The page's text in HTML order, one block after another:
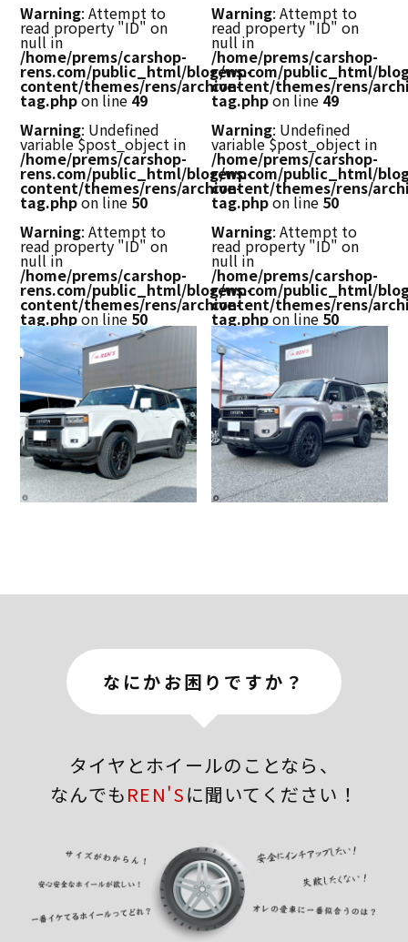
Warning: Attempt to
read property "ID" on
null in
/home/prems/carshop-
rens.com/public_html/blog/wp-
content/themes/rens/archive-
tag.phpon line 49
Warning: Undefined
variable $post_object in
/home/prems/carshop-
rens.com/public_html/blog/wp-
content/themes/rens/archive-
tag.phpon line 50
Warning: Attempt to
read property "ID" on
null in
/home/prems/carshop-
rens.com/public_html/blog/wp-
content/themes/rens/archive-
tag.phpon line 50
Warning: Attempt to
read property "ID" on
null in
/home/prems/carshop-
rens.com/public_html/
content/themes/rens/
tag.phpon line 49
Warning: Undefined
variable $post_object in
/home/prems/carshop-
rens.com/public_html/
content/themes/rens/
tag.phpon line 50
Warning: Attempt to
read property "ID" on
null in
/home/prems/carshop-
rens.com/public_html/
content/themes/rens/
tag.phpon line 50
なにかお困りですか？
タイヤとホイールのことなら、
なんでもREN'Sに聞いてください！